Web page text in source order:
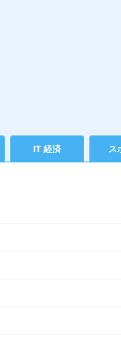
IT 経済 ス